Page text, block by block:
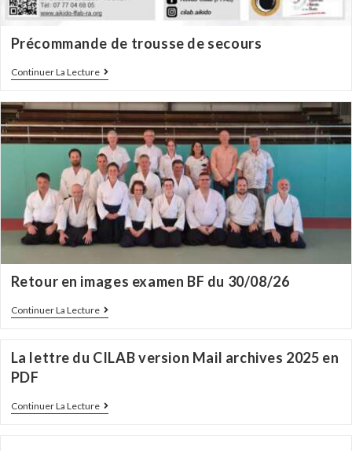
Précommande de trousse de secours
Continuer La Lecture
Retour en images examen BF du 30/08/26
Continuer La Lecture
La lettre du CILAB version Mail archives 2025 en
PDF
Continuer La Lecture